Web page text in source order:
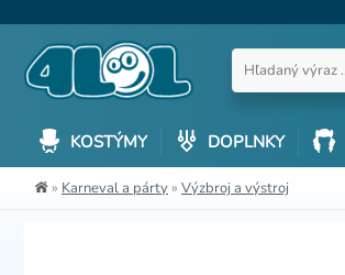
KOSTÝMY DOPLNKY
» Karneval a párty » Výzbroj a výstroj